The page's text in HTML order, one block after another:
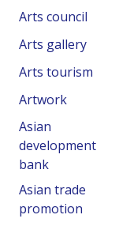
Arts council
Arts gallery
Arts tourism
Artwork
Asian
development
bank
Asian trade
promotion